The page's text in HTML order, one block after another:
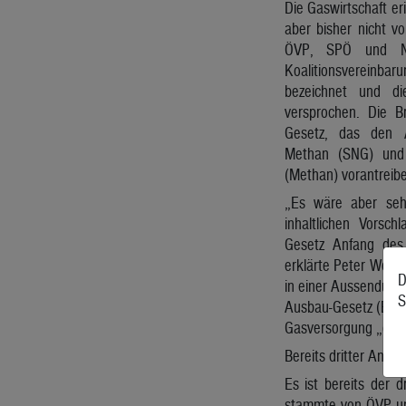
Die Gaswirtschaft
aber bisher nicht
ÖVP, SPÖ und
bezeichnet und
versprochen. Die
Gesetz, das den
Methan (SNG)
(Methan)
„Es wäre aber
inhaltlichen
Gesetz Anfang
erklärte Peter
in einer
Ausbau-Gesetz
Gasversorgung
Bereits dritter Anlauf
Es ist bereits der